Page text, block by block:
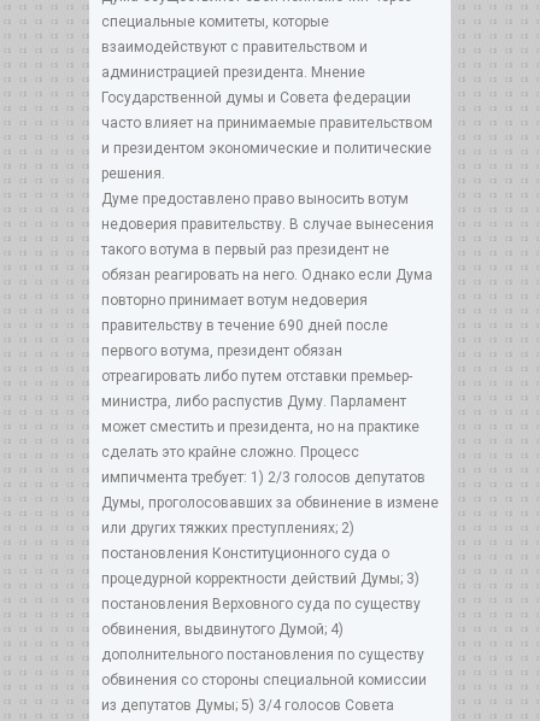
специальные комитеты, которые
взаимодействуют с правительством и
администрацией президента. Мнение
Государственной думы и Совета федерации
часто влияет на принимаемые правительством
и президентом экономические и политические
решения.
Думе предоставлено право выносить вотум
недоверия правительству. В случае вынесения
такого вотума в первый раз президент не
обязан реагировать на него. Однако если Дума
повторно принимает вотум недоверия
правительству в течение 690 дней после
первого вотума, президент обязан
отреагировать либо путем отставки премьер-
министра, либо распустив Думу. Парламент
может сместить и президента, но на практике
сделать это крайне сложно. Процесс
импичмента требует: 1) 2/3 голосов депутатов
Думы, проголосовавших за обвинение в измене
или других тяжких преступлениях; 2)
постановления Конституционного суда о
процедурной корректности действий Думы; 3)
постановления Верховного суда по существу
обвинения, выдвинутого Думой; 4)
дополнительного постановления по существу
обвинения со стороны специальной комиссии
из депутатов Думы; 5) 3/4 голосов Совета